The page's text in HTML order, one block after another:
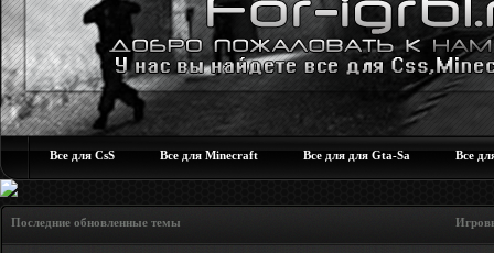
Все для CsS Все для Minecraft Все для для Gta-Sa Все
Последние обновленные темы Игровые